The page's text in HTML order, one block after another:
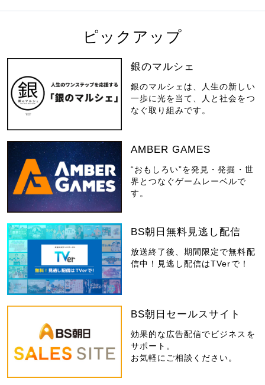
ピックアップ
銀のマルシェ
銀のマルシェは、人生の新しい
一歩に光を当て、人と社会をつ
なぐ取り組みです。
AMBER GAMES
“おもしろい”を発見・発掘・世
界とつなぐゲームレーベルで
す。
BS朝日無料見逃し配信
放送終了後、期間限定で無料配
信中！見逃し配信はTVerで！
BS朝日セールスサイト
効果的な広告配信でビジネスを
サポート。
お気軽にご相談ください。